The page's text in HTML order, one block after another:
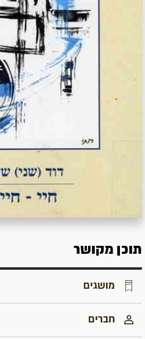
תוכן מקושר
מושגים
חברים